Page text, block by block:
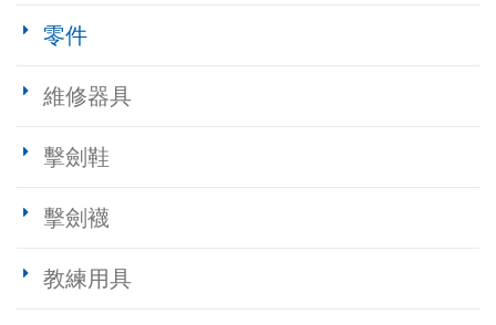
零件
維修器具
擊劍鞋
擊劍襪
教練用具